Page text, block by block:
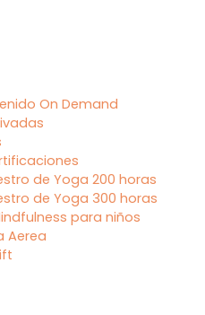
On Demand
de Yoga 200 horas
de Yoga 300 horas
para niños
Aerea